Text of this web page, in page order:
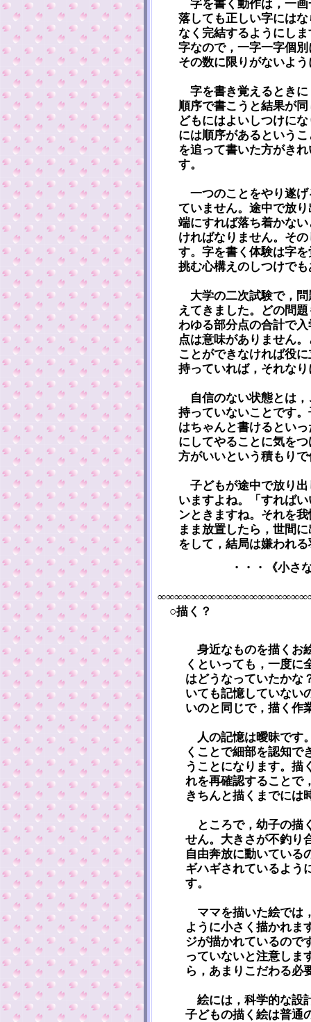
字を書く動作は，一画
落しても正しい字には
なく完結するようにし
字なので，一字一字個
その数に限りがないよ
字を書き覚えるときに
順序で書こうと結果が
どもにはよいしつけに
には順序があるという
を追って書いた方がき
す。
一つのことをやり遂げ
ていません。途中で放
端にすれば落ち着かな
ければなりません。そ
す。字を書く体験は字
挑む心構えのしつけで
大学の二次試験で，問
えてきました。どの問
わゆる部分点の合計で
点は意味がありません
ことができなければ役
持っていれば，それな
自信のない状態とは，
持っていないことです
はちゃんと書けるとい
にしてやることに気を
方がいいという積もり
子どもが途中で放り出
いますよね。「すれば
ンときますね。それを
まま放置したら，世間
をして，結局は嫌われ
・・・《小さ
○描く？
身近なものを描くお
くといっても，一度に
はどうなっていたかな
いても記憶していない
いのと同じで，描く作
人の記憶は曖昧です
くことで細部を認知で
うことになります。描
れを再確認することで
きちんと描くまでには
ところで，幼子の描
せん。大きさが不釣り
自由奔放に動いている
ギハギされているよう
す。
ママを描いた絵では
ように小さく描かれま
ジが描かれているので
っていないと注意しま
ら，あまりこだわる必
絵には，科学的な設
子どもの描く絵は普通